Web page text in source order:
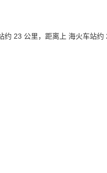
23 公里，距离上 海火车站约